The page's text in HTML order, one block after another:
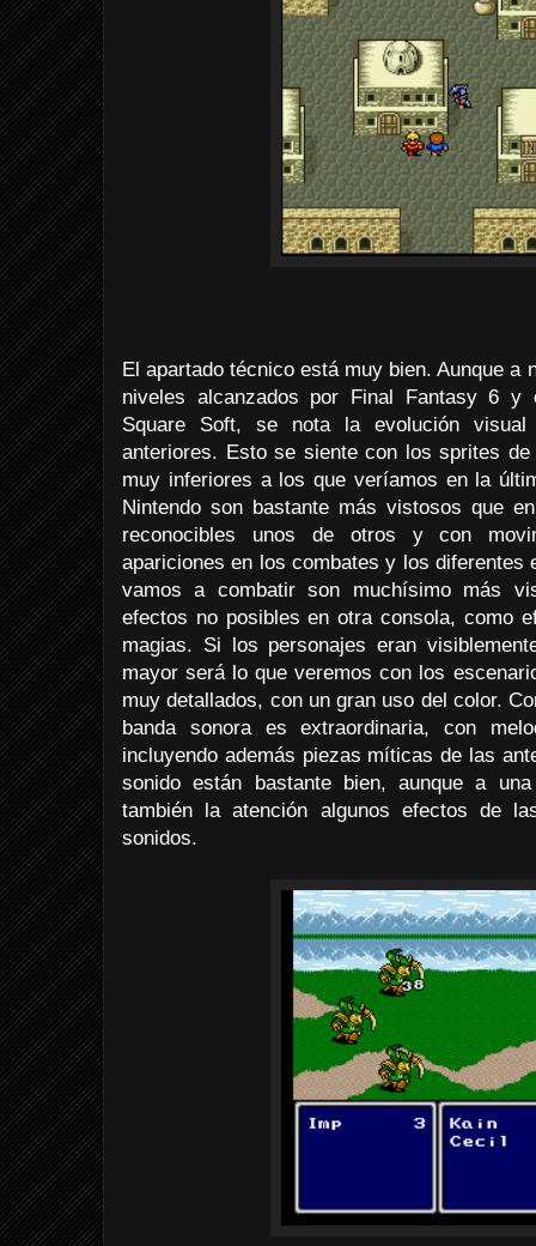
El apartado técnico está muy bien. Aunque a
niveles alcanzados por Final Fantasy 6
Square Soft, se nota la evolución
anteriores. Esto se siente con los sprites
muy inferiores a los que veríamos en la
Nintendo son bastante más vistosos que
reconocibles unos de otros y con
apariciones en los combates y los diferentes
vamos a combatir son muchísimo más
efectos no posibles en otra consola, como
magias. Si los personajes eran
mayor será lo que veremos con los
muy detallados, con un gran uso del color.
banda sonora es extraordinaria, con
incluyendo además piezas míticas de las
sonido están bastante bien, aunque a
también la atención algunos efectos de
sonidos.